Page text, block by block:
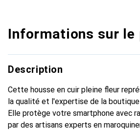
Informations sur le
Description
Cette housse en cuir pleine fleur
la qualité et l'expertise de la
Elle protège votre smartphone avec
par des artisans experts en